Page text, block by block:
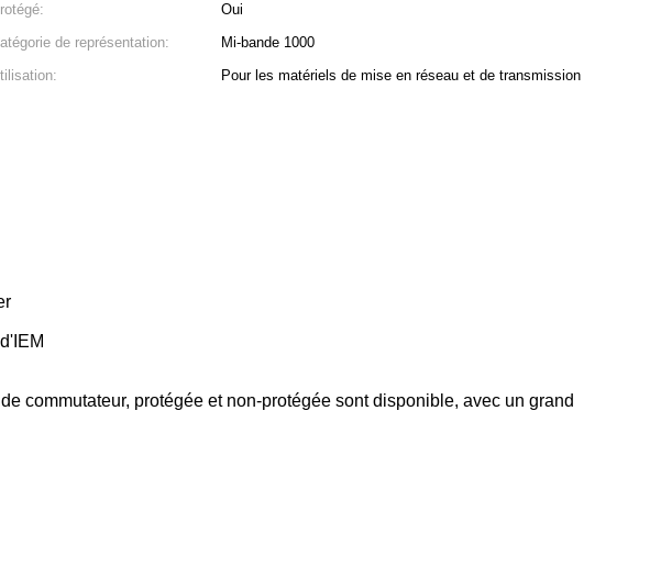
Oui
de représentation:
Mi-bande 1000
Pour les matériels de mise en réseau et de transmission
commutateur, protégée et non-protégée sont disponible, avec un grand